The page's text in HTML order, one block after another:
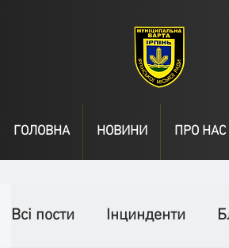
ГОЛОВНА НОВИНИ ПРО НАС
Всі пости Інцинденти